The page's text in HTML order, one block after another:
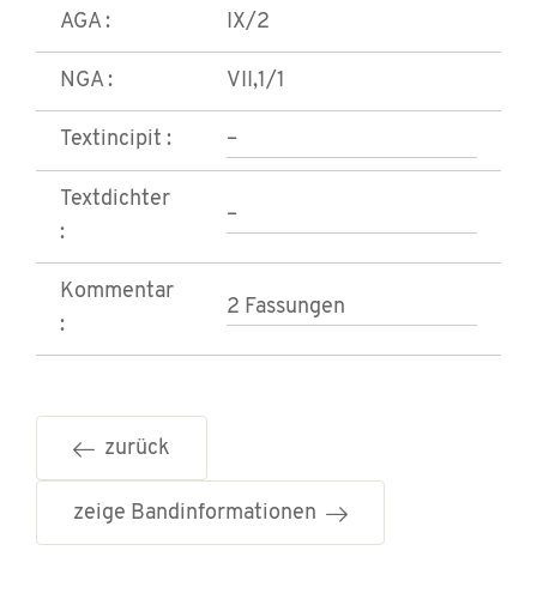
AGA : IX/2
NGA : VII,1/1
Textincipit : –
Textdichter
:
–
Kommentar
:
2 Fassungen
zurück
zeige Bandinformationen